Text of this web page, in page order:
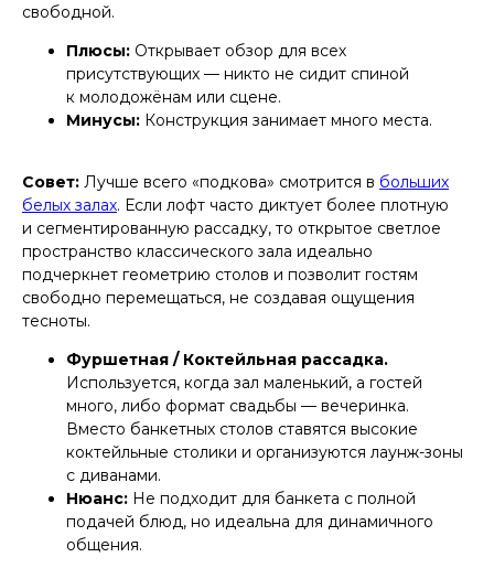
свободной.
Плюсы: Открывает обзор для всех
присутствующих — никто не сидит спиной
к молодожёнам или сцене.
Минусы: Конструкция занимает много места.
Совет: Лучше всего «подкова» смотрится в больших
белых залах. Если лофт часто диктует более плотную
и сегментированную рассадку, то открытое светлое
пространство классического зала идеально
подчеркнет геометрию столов и позволит гостям
свободно перемещаться, не создавая ощущения
тесноты.
Фуршетная / Коктейльная рассадка.
Используется, когда зал маленький, а гостей
много, либо формат свадьбы — вечеринка.
Вместо банкетных столов ставятся высокие
коктейльные столики и организуются лаунж-зоны
с диванами.
Нюанс: Не подходит для банкета с полной
подачей блюд, но идеальна для динамичного
общения.